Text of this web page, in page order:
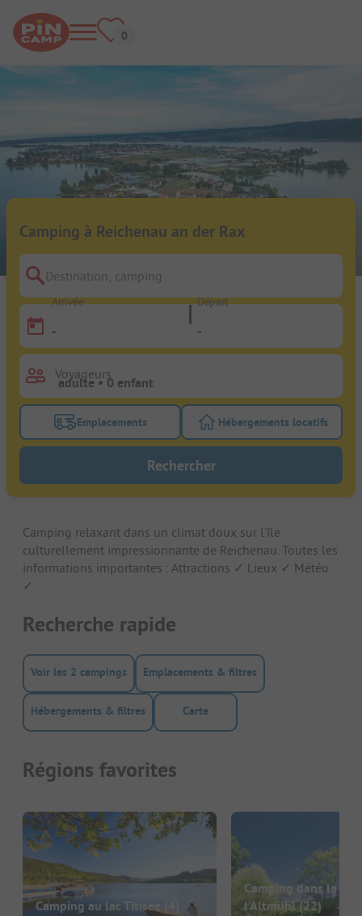
Camping à Reichenau an der Rax
Destination, camping
Arrivée
-
Départ
-
Voyageurs
Activez le bouton de filtre emplacements pour
Emplacements Activez le bouton
Hébergements locatifs
Rechercher
Camping relaxant dans un climat doux sur l'île
culturellement impressionnante de Reichenau. Toutes les
informations importantes : Attractions ✓ Lieux ✓ Météo
✓
Recherche rapide
Voir les 2 campings Emplacements & filtres
Hébergements & filtres Carte
Régions favorites
Camping au lac Titisee
Camping dans la
l'Altmühl(22)